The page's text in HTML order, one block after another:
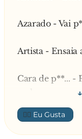
Azarado - Vai
Artista - Ensaia
Cara de p**... -
reclama.
Cavalheiro -
namorada.
👍🏼